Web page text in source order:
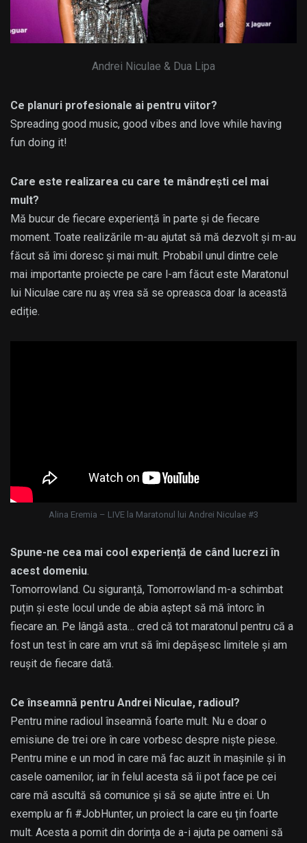
Andrei Niculae & Dua Lipa
Ce planuri profesionale ai pentru viitor?
Spreading good music, good vibes and love while having
fun doing it!
Care este realizarea cu care te mândrești cel mai
mult?
Mă bucur de fiecare experiență în parte și de fiecare
moment. Toate realizările m-au ajutat să mă dezvolt și m-au
făcut să îmi doresc și mai mult. Probabil unul dintre cele
mai importante proiecte pe care l-am făcut este Maratonul
lui Niculae care nu aș vrea să se opreasca doar la această
ediție.
Alina Eremia – LIVE la Maratonul lui Andrei Niculae #3
Spune-ne cea mai cool experiență de când lucrezi în
acest domeniu.
Tomorrowland. Cu siguranță, Tomorrowland m-a schimbat
puțin și este locul unde de abia aștept să mă întorc în
fiecare an. Pe lângă asta… cred că tot maratonul pentru că a
fost un test în care am vrut să îmi depășesc limitele și am
reușit de fiecare dată.
Ce înseamnă pentru Andrei Niculae, radioul?
Pentru mine radioul înseamnă foarte mult. Nu e doar o
emisiune de trei ore în care vorbesc despre niște piese.
Pentru mine e un mod în care mă fac auzit în mașinile și în
casele oamenilor, iar în felul acesta să îi pot face pe cei
care mă ascultă să comunice și să se ajute între ei. Un
exemplu ar fi #JobHunter, un proiect la care eu țin foarte
mult. Acesta a pornit din dorința de a-i ajuta pe oameni să